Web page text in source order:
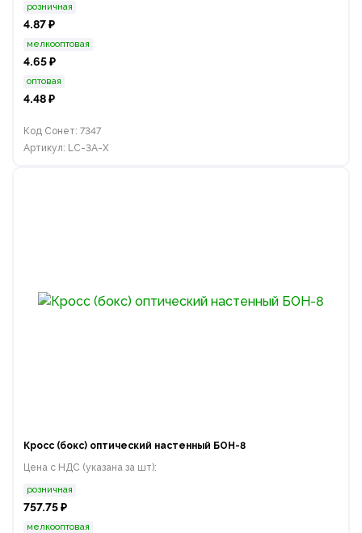
розничная
4.87 ₽
мелкооптовая
4.65 ₽
оптовая
4.48 ₽
Код Сонет: 7347
Артикул: LC-3A-X
Кросс (бокс) оптический настенный БОН-8
Цена с НДС (указана за шт):
розничная
757.75 ₽
мелкооптовая